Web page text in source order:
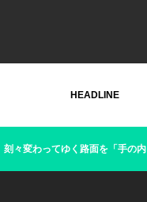
HEADLINE
刻々変わってゆく路面を「手の